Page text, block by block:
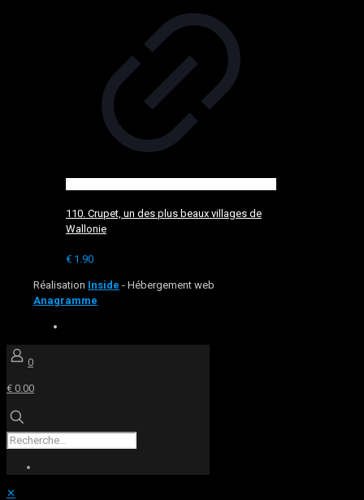
110. Crupet, un des plus beaux villages de
Wallonie
€ 1.90
Réalisation Inside - Hébergement web
Anagramme
0
€ 0.00
✕